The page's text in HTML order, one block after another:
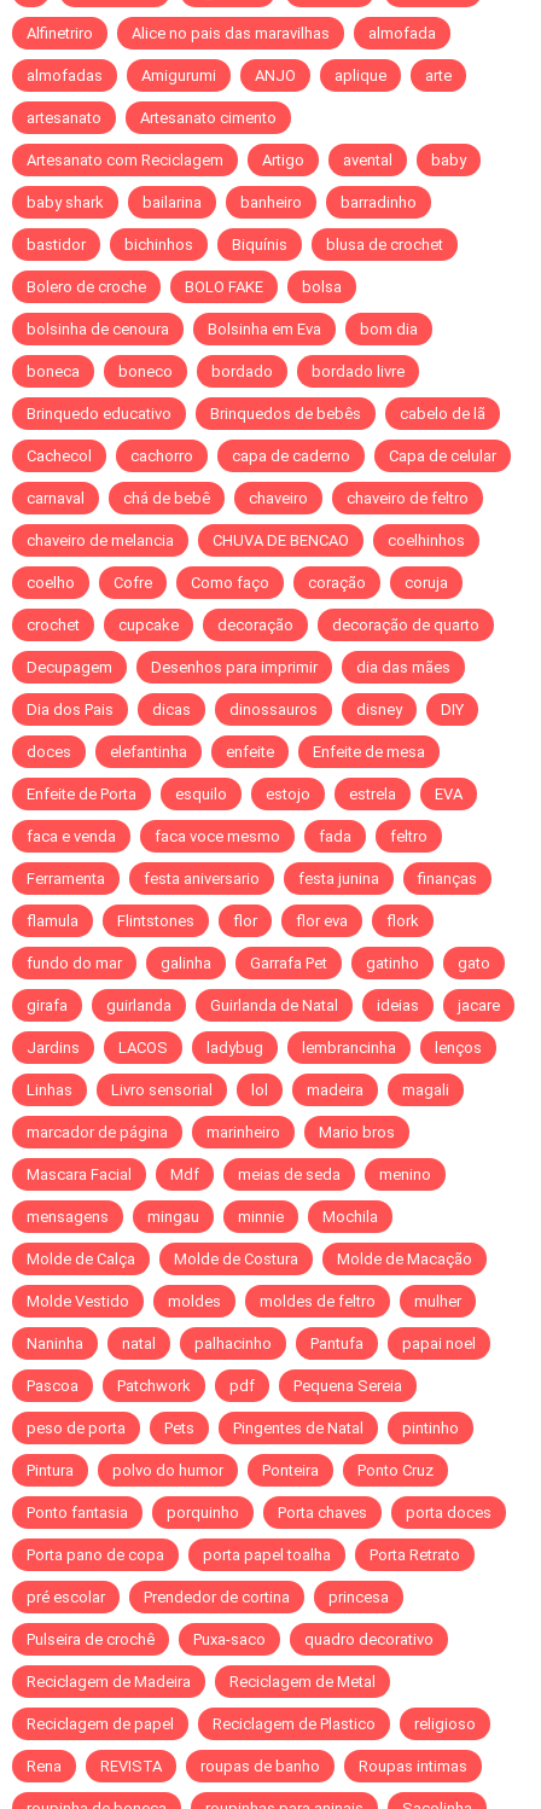
Alfinetriro Alice no pais das maravilhas almofada
almofadas Amigurumi ANJO aplique arte
artesanato Artesanato cimento
Artesanato com Reciclagem Artigo avental baby
baby shark bailarina banheiro barradinho
bastidor bichinhos Biquínis blusa de crochet
Bolero de croche BOLO FAKE bolsa
bolsinha de cenoura Bolsinha em Eva bom dia
boneca boneco bordado bordado livre
Brinquedo educativo Brinquedos de bebês cabelo de lã
Cachecol cachorro capa de caderno Capa de celular
carnaval chá de bebê chaveiro chaveiro de feltro
chaveiro de melancia CHUVA DE BENCAO coelhinhos
coelho Cofre Como faço coração coruja
crochet cupcake decoração decoração de quarto
Decupagem Desenhos para imprimir dia das mães
Dia dos Pais dicas dinossauros disney DIY
doces elefantinha enfeite Enfeite de mesa
Enfeite de Porta esquilo estojo estrela EVA
faca e venda faca voce mesmo fada feltro
Ferramenta festa aniversario festa junina finanças
flamula Flintstones flor flor eva flork
fundo do mar galinha Garrafa Pet gatinho gato
girafa guirlanda Guirlanda de Natal ideias jacare
Jardins LACOS ladybug lembrancinha lenços
Linhas Livro sensorial lol madeira magali
marcador de página marinheiro Mario bros
Mascara Facial Mdf meias de seda menino
mensagens mingau minnie Mochila
Molde de Calça Molde de Costura Molde de Macação
Molde Vestido moldes moldes de feltro mulher
Naninha natal palhacinho Pantufa papai noel
Pascoa Patchwork pdf Pequena Sereia
peso de porta Pets Pingentes de Natal pintinho
Pintura polvo do humor Ponteira Ponto Cruz
Ponto fantasia porquinho Porta chaves porta doces
Porta pano de copa porta papel toalha Porta Retrato
pré escolar Prendedor de cortina princesa
Pulseira de crochê Puxa-saco quadro decorativo
Reciclagem de Madeira Reciclagem de Metal
Reciclagem de papel Reciclagem de Plastico religioso
Rena REVISTA roupas de banho Roupas intimas